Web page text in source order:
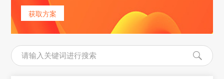
获取方案